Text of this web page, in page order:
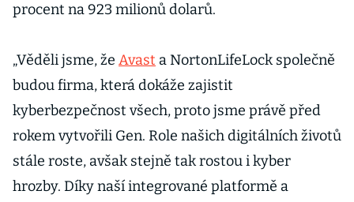
procent na 923 milionů dolarů.
„Věděli jsme, že Avast a NortonLifeLock společně
budou firma, která dokáže zajistit
kyberbezpečnost všech, proto jsme právě před
rokem vytvořili Gen. Role našich digitálních životů
stále roste, avšak stejně tak rostou i kyber
hrozby. Díky naší integrované platformě a